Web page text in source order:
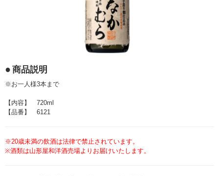
商品説明
※お一人様3本まで
【内容】 720ml
【品番】 6121
※20歳未満の飲酒は法律で禁止されています。
※酒類は山形屋和洋酒売場よりお届けいたします。